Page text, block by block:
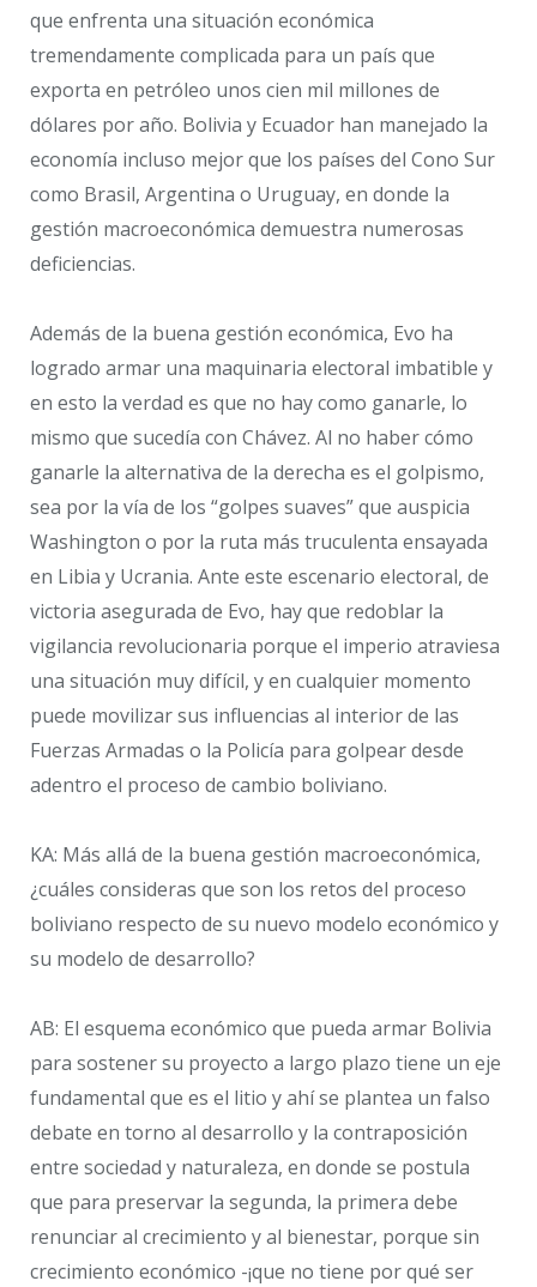
que enfrenta una situación económica
tremendamente complicada para un país que
exporta en petróleo unos cien mil millones de
dólares por año. Bolivia y Ecuador han manejado la
economía incluso mejor que los países del Cono Sur
como Brasil, Argentina o Uruguay, en donde la
gestión macroeconómica demuestra numerosas
deficiencias.
Además de la buena gestión económica, Evo ha
logrado armar una maquinaria electoral imbatible y
en esto la verdad es que no hay como ganarle, lo
mismo que sucedía con Chávez. Al no haber cómo
ganarle la alternativa de la derecha es el golpismo,
sea por la vía de los “golpes suaves” que auspicia
Washington o por la ruta más truculenta ensayada
en Libia y Ucrania. Ante este escenario electoral, de
victoria asegurada de Evo, hay que redoblar la
vigilancia revolucionaria porque el imperio atraviesa
una situación muy difícil, y en cualquier momento
puede movilizar sus influencias al interior de las
Fuerzas Armadas o la Policía para golpear desde
adentro el proceso de cambio boliviano.
KA: Más allá de la buena gestión macroeconómica,
¿cuáles consideras que son los retos del proceso
boliviano respecto de su nuevo modelo económico y
su modelo de desarrollo?
AB: El esquema económico que pueda armar Bolivia
para sostener su proyecto a largo plazo tiene un eje
fundamental que es el litio y ahí se plantea un falso
debate en torno al desarrollo y la contraposición
entre sociedad y naturaleza, en donde se postula
que para preservar la segunda, la primera debe
renunciar al crecimiento y al bienestar, porque sin
crecimiento económico -¡que no tiene por qué ser